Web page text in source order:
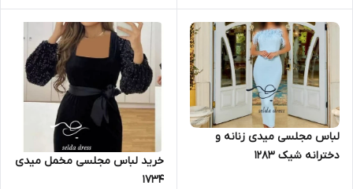
لباس مجلسی میدی زنانه و
دخترانه شیک ۱۲۸۳
خرید لباس مجلسی مخمل میدی
۱۷۳۴